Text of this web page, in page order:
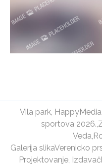
Vila park HappyMedia
sportova 2026.
Veda
Galerija slikaVerenicko
Projektovanje,